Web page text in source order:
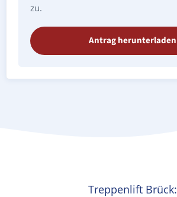
zu.
Antrag herunterladen
Treppenlift Brück: